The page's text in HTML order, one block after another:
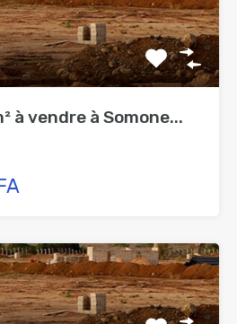
à vendre à Somone...